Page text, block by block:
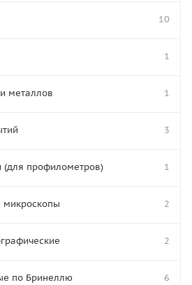
10
1
металлов 1
3
профилометров) 1
микроскопы 2
2
по Бринеллю 6